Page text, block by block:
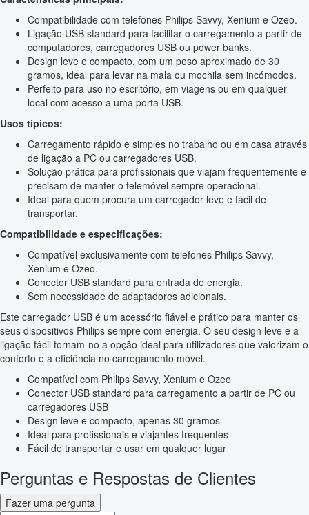
Compatibilidade com telefones Philips Savvy, Xenium e Ozeo.
Ligação USB standard para facilitar o carregamento a partir de
computadores, carregadores USB ou power banks.
Design leve e compacto, com um peso aproximado de 30
gramos, ideal para levar na mala ou mochila sem incómodos.
Perfeito para uso no escritório, em viagens ou em qualquer
local com acesso a uma porta USB.
Usos típicos:
Carregamento rápido e simples no trabalho ou em casa através
de ligação a PC ou carregadores USB.
Solução prática para profissionais que viajam frequentemente e
precisam de manter o telemóvel sempre operacional.
Ideal para quem procura um carregador leve e fácil de
transportar.
Compatibilidade e especificações:
Compatível exclusivamente com telefones Philips Savvy,
Xenium e Ozeo.
Conector USB standard para entrada de energia.
Sem necessidade de adaptadores adicionais.
Este carregador USB é um acessório fiável e prático para manter os
seus dispositivos Philips sempre com energia. O seu design leve e a
ligação fácil tornam-no a opção ideal para utilizadores que valorizam o
conforto e a eficiência no carregamento móvel.
Compatível com Philips Savvy, Xenium e Ozeo
Conector USB standard para carregamento a partir de PC ou
carregadores USB
Design leve e compacto, apenas 30 gramos
Ideal para profissionais e viajantes frequentes
Fácil de transportar e usar em qualquer lugar
Perguntas e Respostas de Clientes
Fazer uma pergunta